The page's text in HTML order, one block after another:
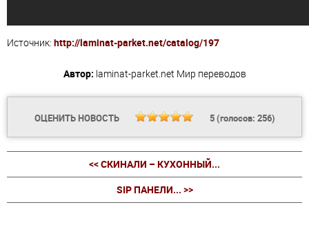
Источник: http://laminat-parket.net/catalog/197
Автор: laminat-parket.net Мир переводов
ОЦЕНИТЬ НОВОСТЬ 5(голосов: 256)
<< СКИНАЛИ – КУХОННЫЙ...
SIP ПАНЕЛИ... >>